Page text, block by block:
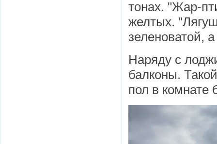
тонах. "Жар-
желтых.
зеленоватой,
Наряду с
балконы.
пол в комнате